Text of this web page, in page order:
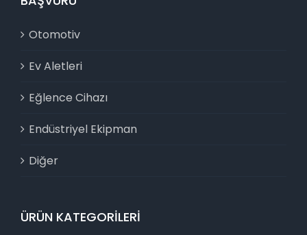
Otomotiv
Ev Aletleri
Eğlence Cihazı
Endüstriyel Ekipman
Diğer
ÜRÜN KATEGORILERI